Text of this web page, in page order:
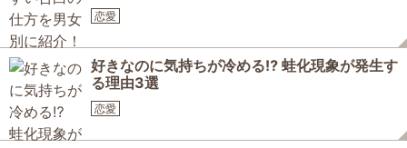
恋愛
好きなのに気持ちが冷める⁉ 蛙化現象が発生す
る理由3選
恋愛